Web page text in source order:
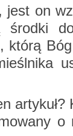
jest on
środ­ki
którą
o